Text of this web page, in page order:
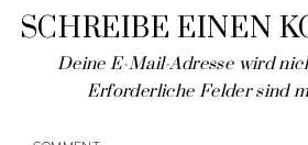
SCHREIBE EINEN
Deine E-Mail-Adresse wird
Erforderliche Felder sind